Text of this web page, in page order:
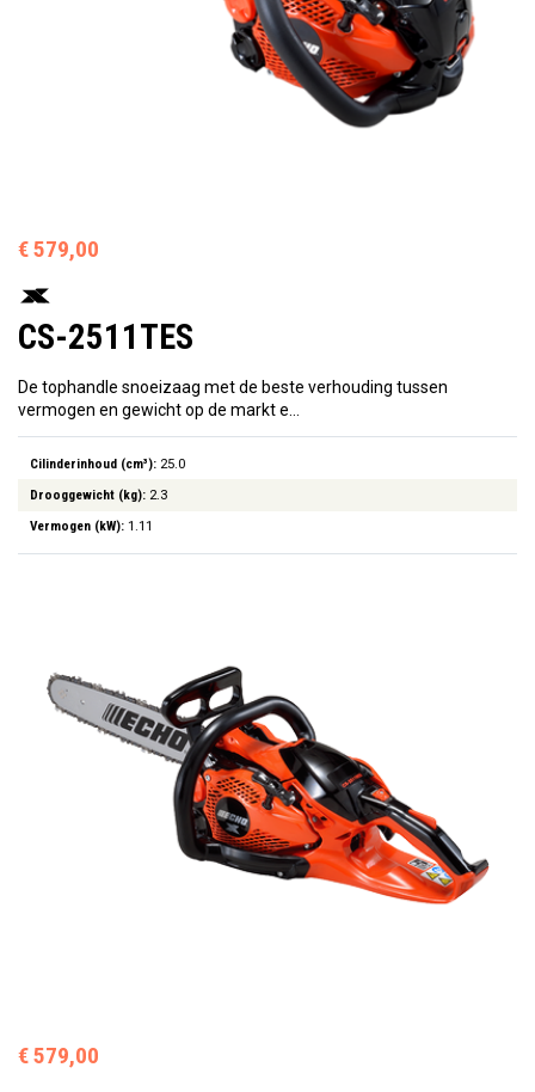
€ 579,00
CS-2511TES
De tophandle snoeizaag met de beste verhouding tussen
vermogen en gewicht op de markt e…
Cilinderinhoud (cm³): 25.0
Drooggewicht (kg): 2.3
Vermogen (kW): 1.11
€ 579,00